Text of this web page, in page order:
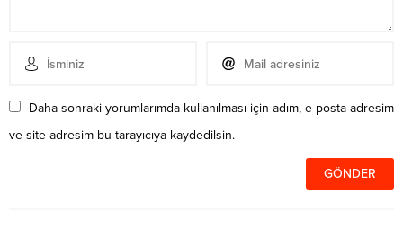
Daha sonraki yorumlarımda kullanılması için adım, e-posta adresim
ve site adresim bu tarayıcıya kaydedilsin.